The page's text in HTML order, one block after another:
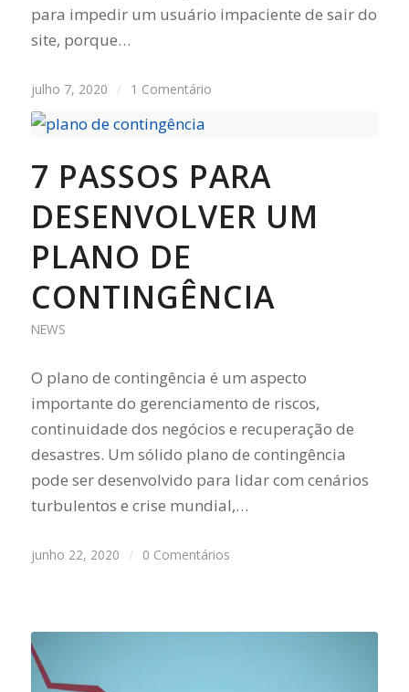
para impedir um usuário impaciente de sair do
site, porque…
julho 7, 2020 / 1 Comentário
7 PASSOS PARA
DESENVOLVER UM
PLANO DE
CONTINGÊNCIA
NEWS
O plano de contingência é um aspecto
importante do gerenciamento de riscos,
continuidade dos negócios e recuperação de
desastres. Um sólido plano de contingência
pode ser desenvolvido para lidar com cenários
turbulentos e crise mundial,…
junho 22, 2020 / 0 Comentários